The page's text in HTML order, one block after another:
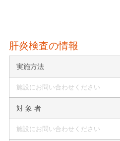
肝炎検査の情報
実施方法
施設にお問い合わせください
対 象 者
施設にお問い合わせください